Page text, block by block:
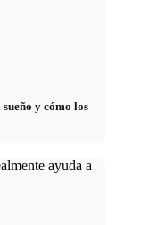
y cómo los